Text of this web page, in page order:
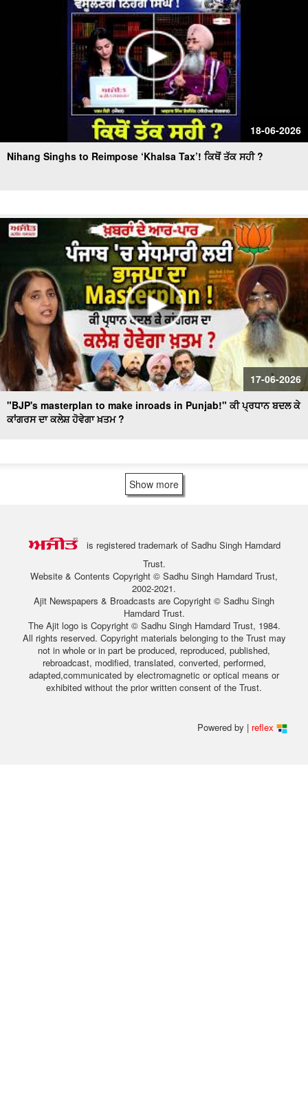
18-06-2026
Nihang Singhs to Reimpose ‘Khalsa Tax’! ਕਿਥੋਂ ਤੱਕ ਸਹੀ ?
17-06-2026
"BJP's masterplan to make inroads in Punjab!" ਕੀ ਪ੍ਰਧਾਨ ਬਦਲ ਕੇ
ਕਾਂਗਰਸ ਦਾ ਕਲੇਸ਼ ਹੋਵੇਗਾ ਖ਼ਤਮ ?
Show more
is registered trademark of Sadhu Singh Hamdard
Trust.
Website & Contents Copyright © Sadhu Singh Hamdard Trust,
2002-2021.
Ajit Newspapers & Broadcasts are Copyright © Sadhu Singh
Hamdard Trust.
The Ajit logo is Copyright © Sadhu Singh Hamdard Trust, 1984.
All rights reserved. Copyright materials belonging to the Trust may
not in whole or in part be produced, reproduced, published,
rebroadcast, modified, translated, converted, performed,
adapted,communicated by electromagnetic or optical means or
exhibited without the prior written consent of the Trust.
Powered by | reflex